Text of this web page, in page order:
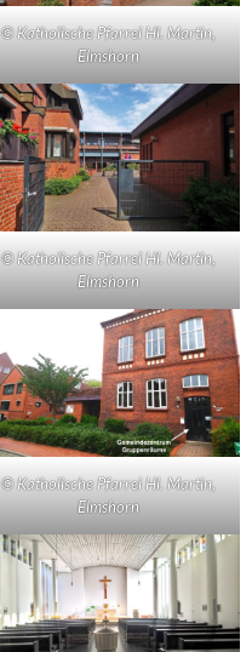
© Katholische Pfarrei Hl. Martin,
Elmshorn
© Katholische Pfarrei Hl. Martin,
Elmshorn
© Katholische Pfarrei Hl. Martin,
Elmshorn